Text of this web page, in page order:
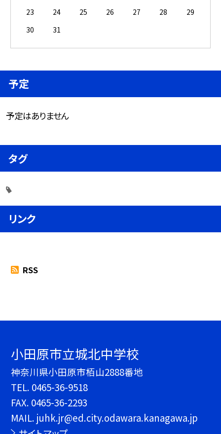
23
24 25 26 27 28
29
30
31
予定
予定はありません
タグ
リンク
RSS
小田原市立城北中学校
神奈川県小田原市栢山2888番地
TEL. 0465-36-9518
FAX. 0465-36-2293
MAIL. juhk.jr@ed.city.odawara.kanagawa.jp